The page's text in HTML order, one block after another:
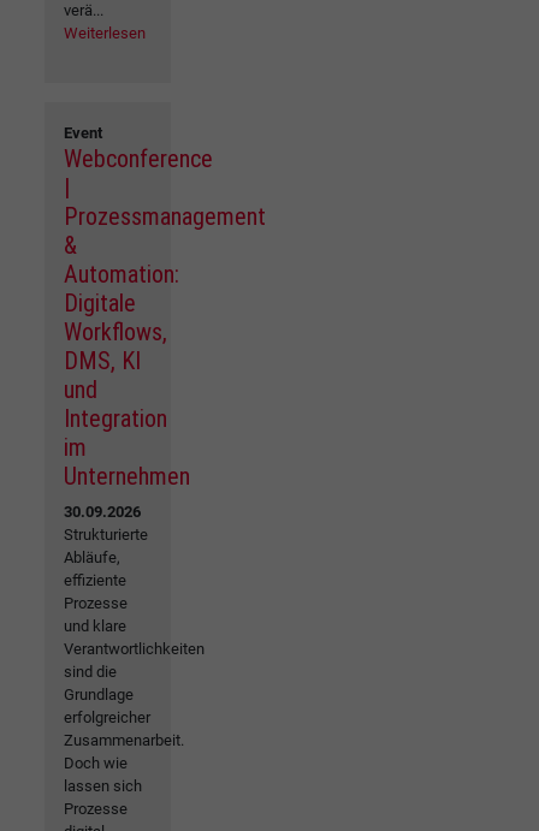
verä...
Weiterlesen
Event
Webconference
|
Prozessmanagement
&
Automation:
Digitale
Workflows,
DMS, KI
und
Integration
im
Unternehmen
30.09.2026
Strukturierte
Abläufe,
effiziente
Prozesse
und klare
Verantwortlichkeiten
sind die
Grundlage
erfolgreicher
Zusammenarbeit.
Doch wie
lassen sich
Prozesse